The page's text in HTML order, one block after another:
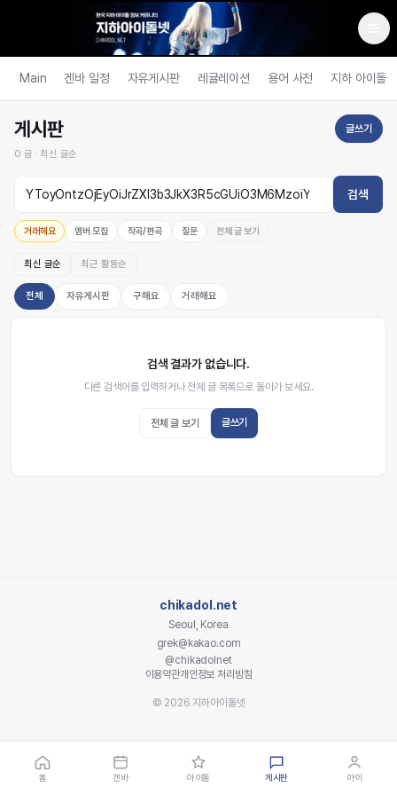
Main 겐바 일정 자유게시판 레귤레이션 용어 사전 지하 아이돌
게시판
0 글 ·최신 글순
글쓰기
검색
거래해요 멤버 모집 작곡/편곡 질문 전체 글 보기
최신 글순 최근 활동순
전체 자유게시판 구해요 거래해요
검색 결과가 없습니다.
다른 검색어를 입력하거나 전체 글 목록으로 돌아가 보세요.
전체 글 보기 글쓰기
chikadol.net
Seoul, Korea
grek@kakao.com
@chikadolnet
이용약관개인정보 처리방침
© 2026 지하아이돌넷
홈 겐바 아이돌 게시판 마이